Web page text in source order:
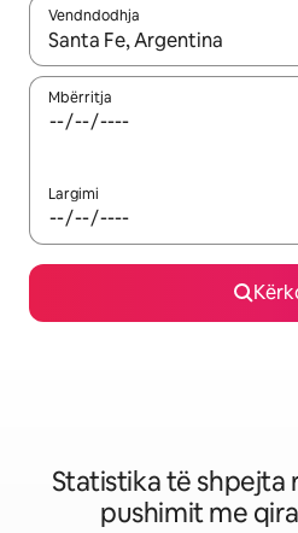
Vendndodhja
Kur rezultatet të jenë të
Mbërritja
Largimi
Statistika të
pushimit me